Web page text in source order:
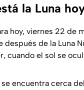
la Luna
hoy, viernes 22 de
después de la Luna
cuando el sol se
se encuentra cerca